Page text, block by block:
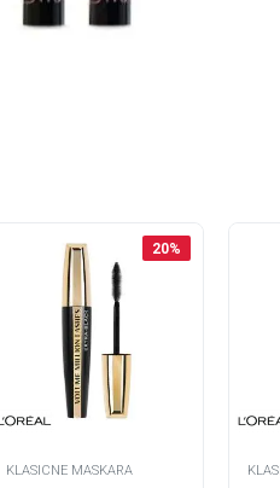
20%
KLASICNE MASKARA